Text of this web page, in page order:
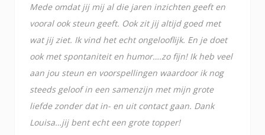
Mede omdat jij mij al die jaren inzichten geeft en
vooral ook steun geeft. Ook zit jij altijd goed met
wat jij ziet. Ik vind het echt ongelooflijk. En je doet
ook met spontaniteit en humor….zo fijn! Ik heb veel
aan jou steun en voorspellingen waardoor ik nog
steeds geloof in een samenzijn met mijn grote
liefde zonder dat in- en uit contact gaan. Dank
Louisa…jij bent echt een grote topper!